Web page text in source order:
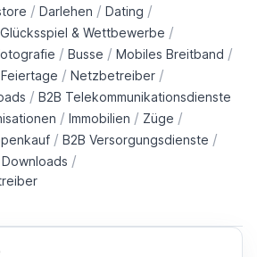
/ Darlehen / Dating /
Glücksspiel & Wettbewerbe /
/ Busse / Mobiles Breitband /
/ Netzbetreiber /
/ B2B Telekommunikationsdienste
/ Immobilien / Züge /
/ B2B Versorgungsdienste /
/